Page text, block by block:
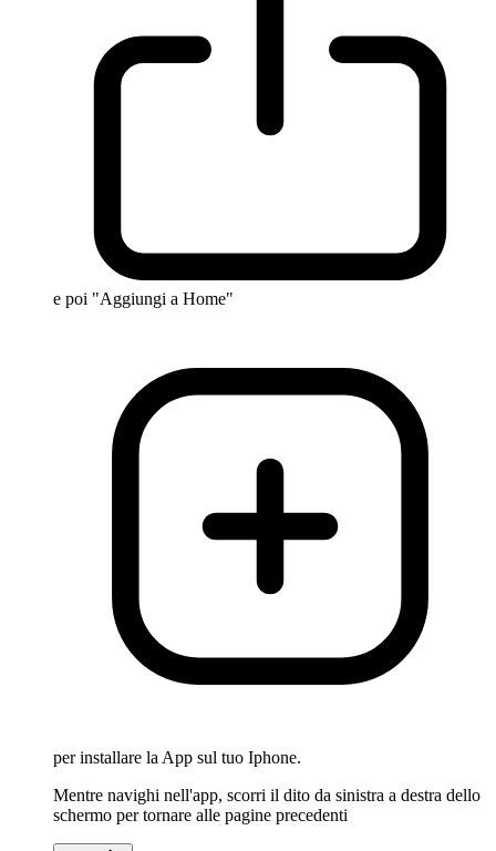
e poi "Aggiungi a Home"
per installare la App sul tuo Iphone.
Mentre navighi nell'app, scorri il dito da sinistra a destra dello
schermo per tornare alle pagine precedenti